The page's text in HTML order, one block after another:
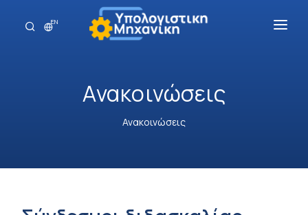
EN
Ανακοινώσεις
Ανακοινώσεις